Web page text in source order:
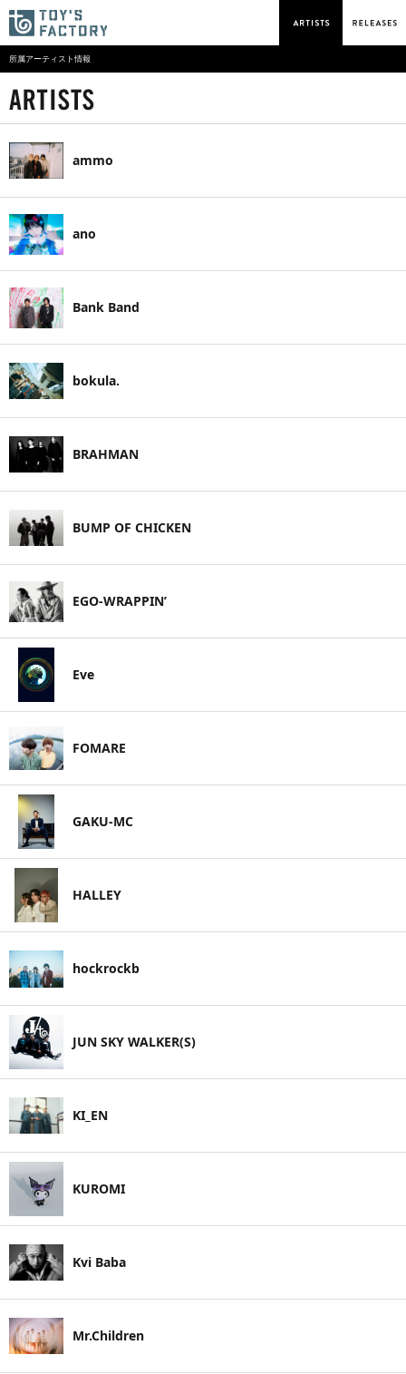
所属アーティスト情報
ammo
ano
Bank Band
bokula.
BRAHMAN
BUMP OF CHICKEN
EGO-WRAPPIN’
Eve
FOMARE
GAKU-MC
HALLEY
hockrockb
JUN SKY WALKER(S)
KI_EN
KUROMI
Kvi Baba
Mr.Children